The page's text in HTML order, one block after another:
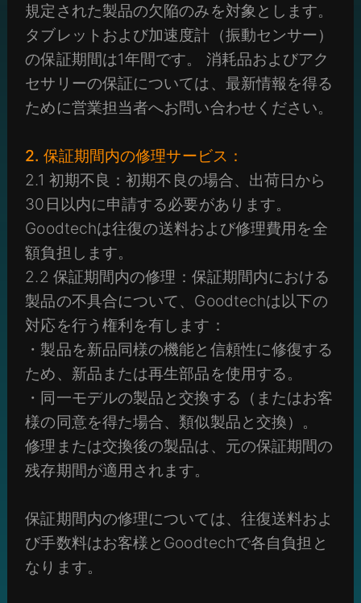
規定された製品の欠陥のみを対象とします。
タブレットおよび加速度計（振動センサー）
の保証期間は1年間です。 消耗品およびアク
セサリーの保証については、最新情報を得る
ために営業担当者へお問い合わせください。
2. 保証期間内の修理サービス：
2.1 初期不良：初期不良の場合、出荷日から
30日以内に申請する必要があります。
Goodtechは往復の送料および修理費用を全
額負担します。
2.2 保証期間内の修理：保証期間内における
製品の不具合について、Goodtechは以下の
対応を行う権利を有します：
・製品を新品同様の機能と信頼性に修復する
ため、新品または再生部品を使用する。
・同一モデルの製品と交換する（またはお客
様の同意を得た場合、類似製品と交換）。
修理または交換後の製品は、元の保証期間の
残存期間が適用されます。
保証期間内の修理については、往復送料およ
び手数料はお客様とGoodtechで各自負担と
なります。